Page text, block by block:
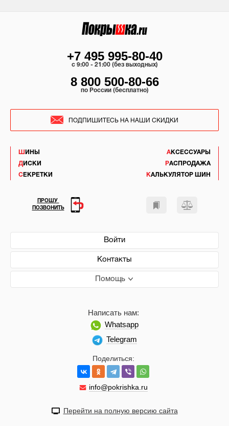
ШИНЫ
ДИСКИ
СЕКРЕТКИ
АКСЕССУАРЫ
РАСПРОДАЖА
КАЛЬКУЛЯТОР ШИН
Войти
Контакты
Помощь
Поделиться:
info@pokrishka.ru
Написать нам:
Whatsapp
Telegram
+7 495 995-80-40
c 9:00 - 21:00 (без выходных)
8 800 500-80-66
по России (бесплатно)
ПОДПИШИТЕСЬ НА НАШИ СКИДКИ
ПРОШУ
ПОЗВОНИТЬ
Перейти на полную версию сайта